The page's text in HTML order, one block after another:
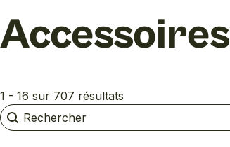
Accessoires
1 - 16 sur 707 résultats
Rechercher
Rechercher